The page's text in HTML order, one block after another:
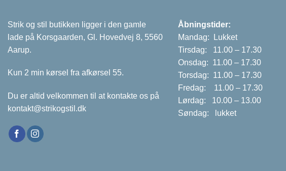
Strik og stil butikken ligger i den gamle
lade på Korsgaarden, Gl. Hovedvej 8, 5560
Aarup.
Kun 2 min kørsel fra afkørsel 55.
Du er altid velkommen til at kontakte os på
kontakt@strikogstil.dk
Åbningstider:
Mandag: Lukket
Tirsdag: 11.00 – 17.30
Onsdag: 11.00 – 17.30
Torsdag: 11.00 – 17.30
Fredag: 11.00 – 17.30
Lørdag: 10.00 – 13.00
Søndag: lukket